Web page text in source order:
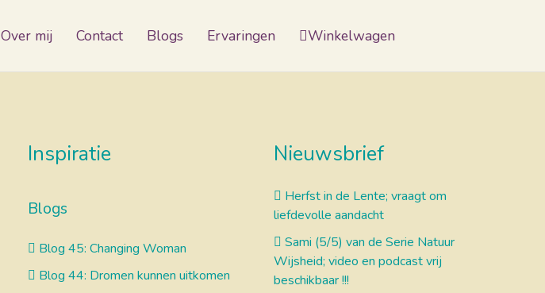
Over mij Contact Blogs Ervaringen Winkelwagen
Inspiratie
Blogs
Blog 45: Changing Woman
Blog 44: Dromen kunnen uitkomen
Nieuwsbrief
Herfst in de Lente; vraagt om
liefdevolle aandacht
Sami (5/5) van de Serie Natuur
Wijsheid; video en podcast vrij
beschikbaar !!!